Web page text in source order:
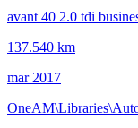
avant 40 2.0 tdi
137.540 km
mar 2017